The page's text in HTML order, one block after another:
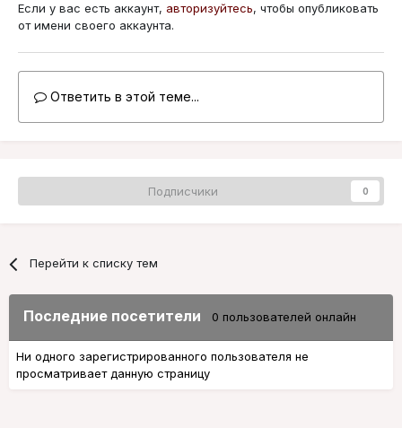
Если у вас есть аккаунт, авторизуйтесь, чтобы опубликовать
от имени своего аккаунта.
Ответить в этой теме...
Подписчики 0
Перейти к списку тем
Последние посетители 0 пользователей онлайн
Ни одного зарегистрированного пользователя не
просматривает данную страницу